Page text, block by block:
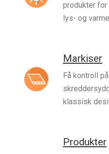
produkter for
lys- og
Markiser
Få kontroll
klassisk
Produkter